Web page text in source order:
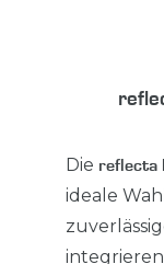
Die reflecta
ideale